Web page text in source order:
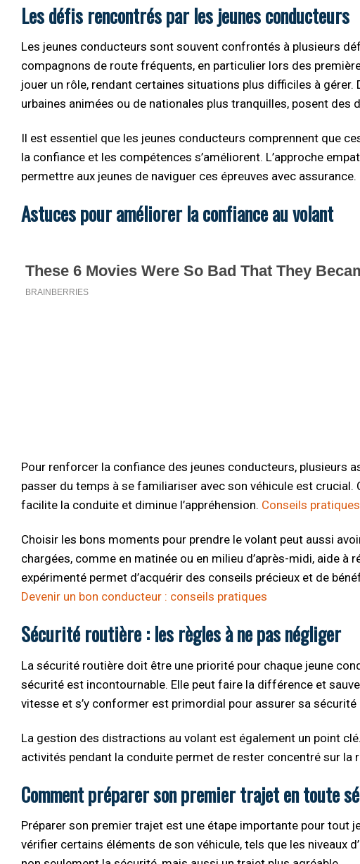
Les défis rencontrés par les jeunes conducteurs
Les jeunes conducteurs sont souvent confrontés à plusieurs
compagnons de route fréquents, en particulier lors des
jouer un rôle, rendant certaines situations plus difficiles à
urbaines animées ou de nationales plus tranquilles, posent des
Il est essentiel que les jeunes conducteurs comprennent que
la confiance et les compétences s’améliorent. L’approche
permettre aux jeunes de naviguer ces épreuves avec assurance.
Astuces pour améliorer la confiance au volant
Pour renforcer la confiance des jeunes conducteurs, plusieurs
passer du temps à se familiariser avec son véhicule est
facilite la conduite et diminue l’appréhension. Conseils
Choisir les bons moments pour prendre le volant peut aussi
chargées, comme en matinée ou en milieu d’après-midi, aide à
expérimenté permet d’acquérir des conseils précieux et de
Devenir un bon conducteur : conseils pratiques
Sécurité routière : les règles à ne pas négliger
La sécurité routière doit être une priorité pour chaque jeune
sécurité est incontournable. Elle peut faire la différence et
vitesse et s’y conformer est primordial pour assurer sa
La gestion des distractions au volant est également un point
activités pendant la conduite permet de rester concentré sur la
Comment préparer son premier trajet en toute
Préparer son premier trajet est une étape importante pour tout
vérifier certains éléments de son véhicule, tels que les niveaux